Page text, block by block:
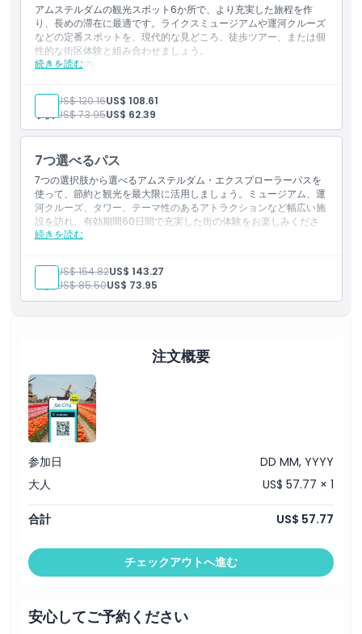
アムステルダムの観光スポット6か所で、より充実した旅程を作
り、長めの滞在に最適です。ライクスミュージアムや運河クルーズ
などの定番スポットを、現代的な見どころ、徒歩ツアー、または個
性的な街区体験と組み合わせましょう。
続きを読む
含まれるもの
から任意の6つに入場できます。
パスは最初の有効化から60日間有効です。
大人: US$ 120.16US$ 108.61
子供:US$ 73.95US$ 62.39
7つ選べるパス
7つの選択肢から選べるアムステルダム・エクスプローラーパスを
使って、節約と観光を最大限に活用しましょう。ミュージアム、運
河クルーズ、タワー、テーマ性のあるアトラクションなど幅広い施
設を訪れ、有効期間60日間で充実した街の体験をお楽しみくださ
い。
続きを読む
アムステルダムで選べる多数のアトラクションや体験の中から
お好きな7つへの入場。
パスは初回の有効化から60日間有効です。
大人: US$ 154.82US$ 143.27
子供: US$ 85.50US$ 73.95
注文概要
参加日
DD MM, YYYY
大人
US$ 57.77 × 1
合計 US$ 57.77
チェックアウトへ進む
安心してご予約ください